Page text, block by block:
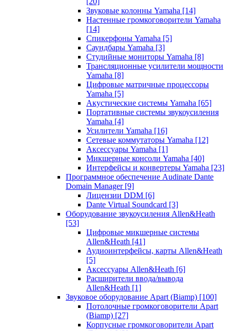
Звуковые колонны Yamaha [14]
Настенные громкоговорители Yamaha
[14]
Спикерфоны Yamaha [5]
Саундбары Yamaha [3]
Студийные мониторы Yamaha [8]
Трансляционные усилители мощности
Yamaha [8]
Цифровые матричные процессоры
Yamaha [5]
Акустические системы Yamaha [65]
Портативные системы звукоусиления
Yamaha [4]
Усилители Yamaha [16]
Сетевые коммутаторы Yamaha [12]
Аксессуары Yamaha [1]
Микшерные консоли Yamaha [40]
Интерфейсы и конвертеры Yamaha [23]
Программное обеспечение Audinate Dante
Domain Manager [9]
Лицензии DDM [6]
Dante Virtual Soundcard [3]
Оборудование звукоусиления Allen&Heath
[53]
Цифровые микшерные системы
Allen&Heath [41]
Аудиоинтерфейсы, карты Allen&Heath
[5]
Аксессуары Allen&Heath [6]
Расширители ввода/вывода
Allen&Heath [1]
Звуковое оборудование Apart (Biamp) [100]
Потолочные громкоговорители Apart
(Biamp) [27]
Корпусные громкоговорители Apart